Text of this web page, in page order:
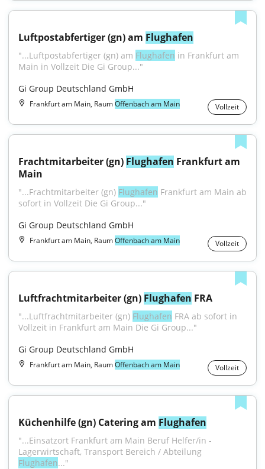
Luftpostabfertiger (gn) am Flughafen
"...Luftpostabfertiger (gn) am Flughafen in Frankfurt am
Main in Vollzeit Die Gi Group..."
Gi Group Deutschland GmbH
Frankfurt am Main, RaumOffenbach am Main Vollzeit
Frachtmitarbeiter (gn) Flughafen Frankfurt am
Main
"...Frachtmitarbeiter (gn) Flughafen Frankfurt am Main ab
sofort in Vollzeit Die Gi Group..."
Gi Group Deutschland GmbH
Frankfurt am Main, RaumOffenbach am Main Vollzeit
Luftfrachtmitarbeiter (gn) Flughafen FRA
"...Luftfrachtmitarbeiter (gn) Flughafen FRA ab sofort in
Vollzeit in Frankfurt am Main Die Gi Group..."
Gi Group Deutschland GmbH
Frankfurt am Main, RaumOffenbach am Main Vollzeit
Küchenhilfe (gn) Catering am Flughafen
"...Einsatzort Frankfurt am Main Beruf Helfer/in -
Flughafen..."